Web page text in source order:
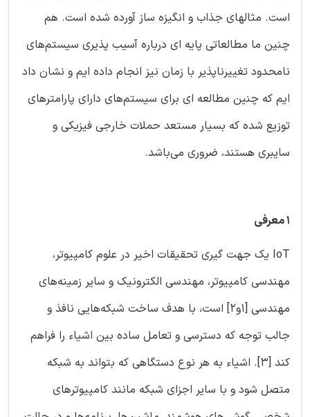
است. مثالهای جذاب و انگیزه ساز آورده شده است. هم
چنین ما مطالعاتی پایه ای درباره آسیب پذیری سیستم‌های
نامحدود تغییرناپذیر با زمان نیز انجام داده ایم و نشان داد
ایم که چنین مطالعه ای برای سیستم‌های دارای پارامترهای
توزیع شده که بسیار مستعد حملات خارجی فیزیکی و
سایبری هستند، ضروری می‌باشد.
1 معرفی
IoT یک جهت گیری تحقیقات اخیر در علوم کامپیوتر،
مهندسی کامپیوتر، مهندسی الکترونیک و سایر زمینه‌های
مهندسی [1و2] است، با هدف ساخت شبکه‌هایی نافذ و
جالب توجه که دسترسی و تعامل ساده بین اشیاء را فراهم
کند [3]. اشیاء به هر نوع دستگاهی که بتواند به شبکه
متصل شود و با سایر اجزای شبکه مانند کامپیوترهای